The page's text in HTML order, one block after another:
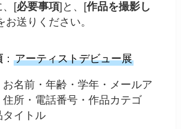
、[必要事項]と、[作品を撮影し
お送りください。
：アーティストデビュー展
お名前・年齢・学年・メールア
住所・電話番号・作品カテゴ
タイトル